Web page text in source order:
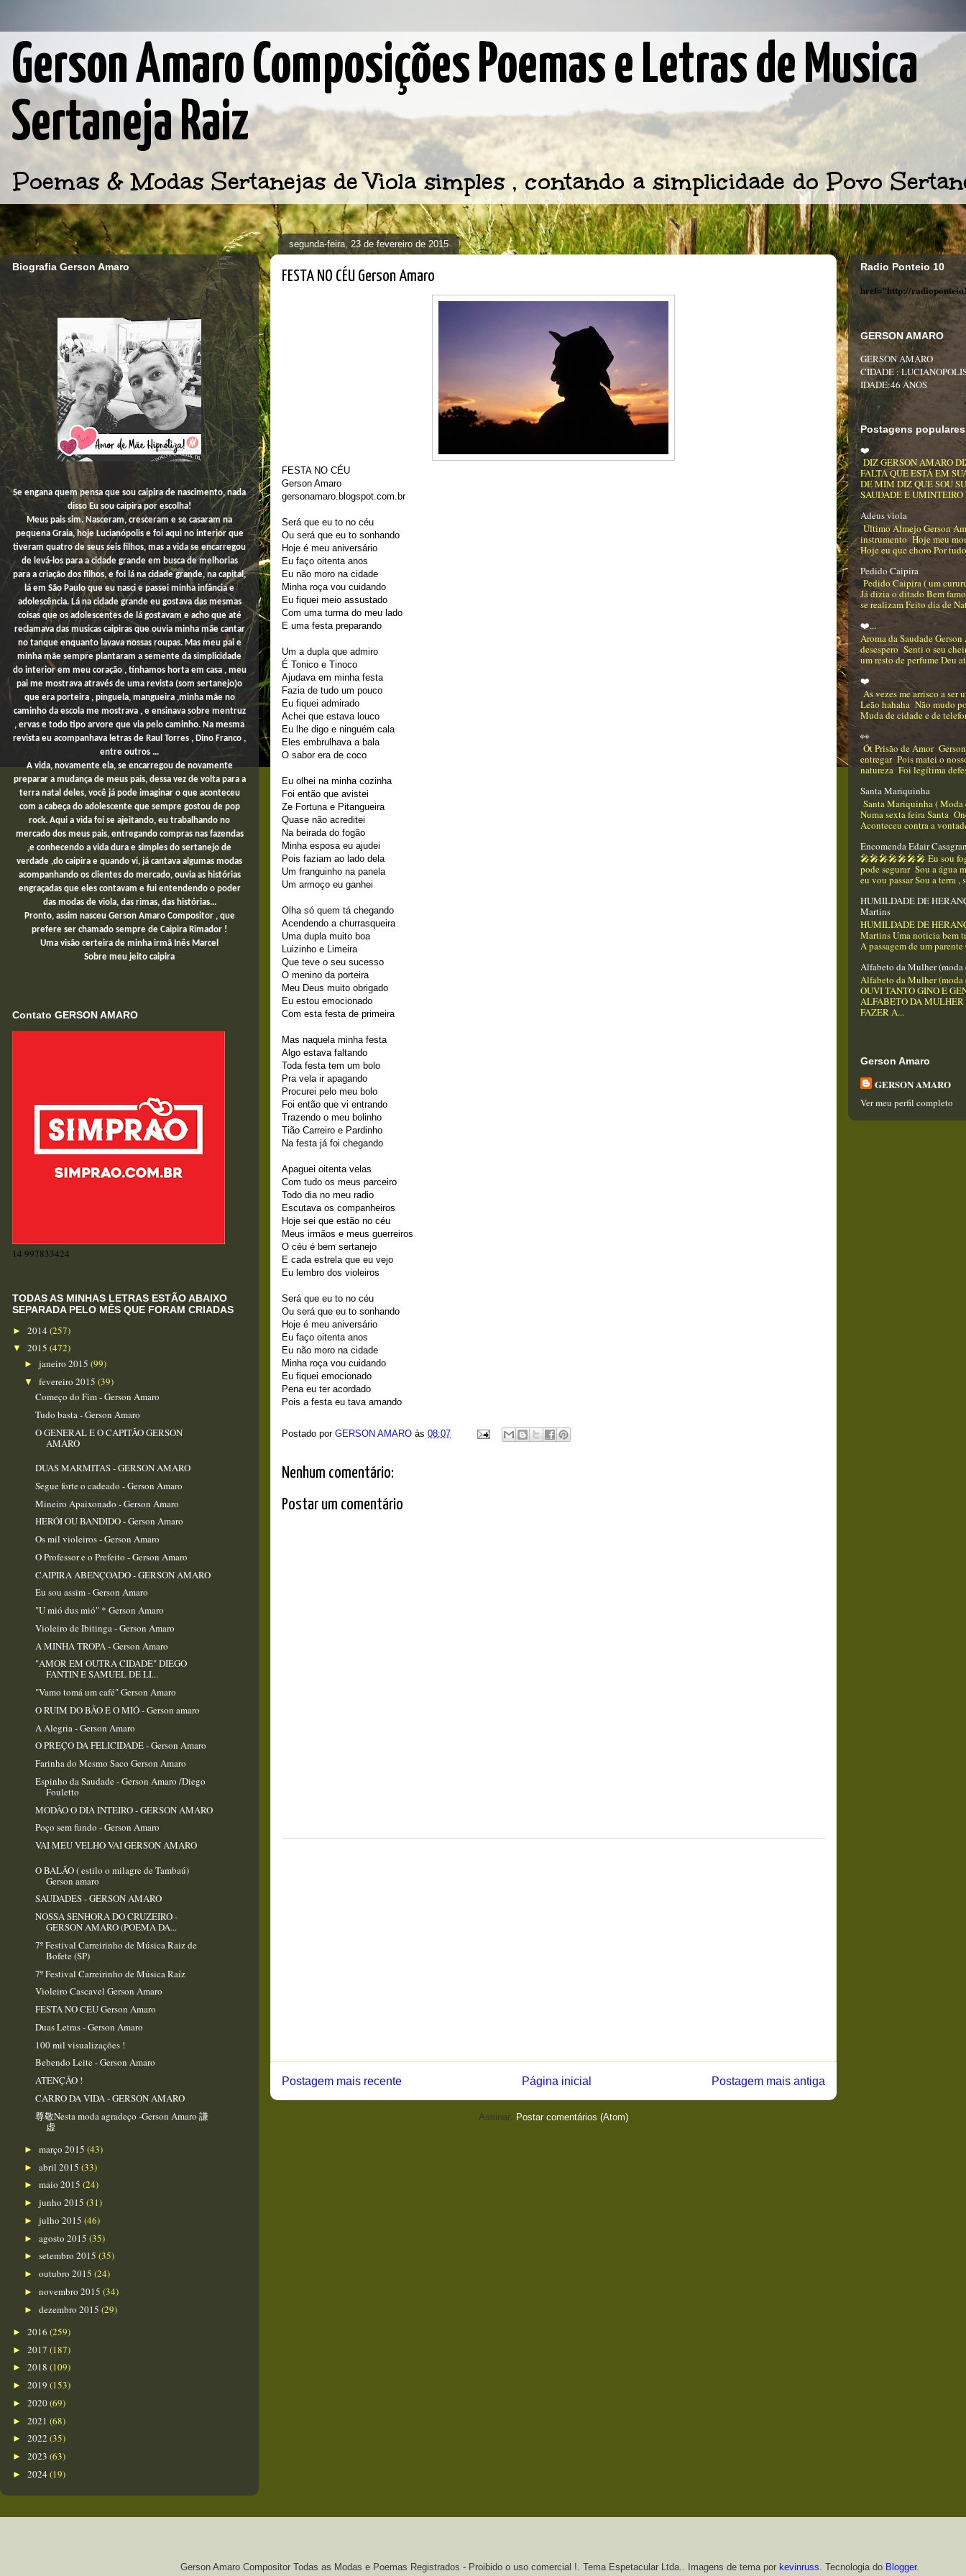
Gerson Amaro Composições Poemas e Letras de Musica
Sertaneja Raiz
Poemas & Modas Sertanejas de Viola simples , contando a simplicidade do Povo
segunda-feira, 23 de fevereiro de 2015
FESTA NO CÉU Gerson Amaro​
FESTA NO CÉU
Gerson Amaro​
gersonamaro.blogspot.com.br
Será que eu to no céu
Ou será que eu to sonhando
Hoje é meu aniversário
Eu faço oitenta anos
Eu não moro na cidade
Minha roça vou cuidando
Eu fiquei meio assustado
Com uma turma do meu lado
E uma festa preparando
Um a dupla que admiro
É Tonico e Tinoco
Ajudava em minha festa
Fazia de tudo um pouco
Eu fiquei admirado
Achei que estava louco
Eu lhe digo e ninguém cala
Eles embrulhava a bala
O sabor era de coco
Eu olhei na minha cozinha
Foi então que avistei
Ze Fortuna e Pitangueira
Quase não acreditei
Na beirada do fogão
Minha esposa eu ajudei
Pois faziam ao lado dela
Um franguinho na panela
Um armoço eu ganhei
Olha só quem tá chegando
Acendendo a churrasqueira
Uma dupla muito boa
Luizinho e Limeira
Que teve o seu sucesso
O menino da porteira
Meu Deus muito obrigado
Eu estou emocionado
Com esta festa de primeira
Mas naquela minha festa
Algo estava faltando
Toda festa tem um bolo
Pra vela ir apagando
Procurei pelo meu bolo
Foi então que vi entrando
Trazendo o meu bolinho
Tião Carreiro e Pardinho
Na festa já foi chegando
Apaguei oitenta velas
Com tudo os meus parceiro
Todo dia no meu radio
Escutava os companheiros
Hoje sei que estão no céu
Meus irmãos e meus guerreiros
O céu é bem sertanejo
E cada estrela que eu vejo
Eu lembro dos violeiros
Será que eu to no céu
Ou será que eu to sonhando
Hoje é meu aniversário
Eu faço oitenta anos
Eu não moro na cidade
Minha roça vou cuidando
Eu fiquei emocionado
Pena eu ter acordado
Pois a festa eu tava amando
Postado por GERSON AMARO às 08:07
Nenhum comentário:
Postar um comentário
Postagem mais recente Postagem mais antiga
Página inicial
Assinar: Postar comentários (Atom)
Biografia Gerson Amaro
Se engana quem pensa que sou caipira de nascimento, nada
dissoEu sou caipira por escolha!
Meus pais sim. Nasceram, cresceram e se casaram na
pequena Graia, hoje Lucianópolis e foi aqui no interior que
tiveram quatro de seus seis filhos, mas a vida se encarregou
de levá-los para a cidade grande em busca de melhorias
para a criação dos filhos, e foi lá na cidade grande, na capital,
lá em São Paulo que eu nasci e passei minha infância e
adolescência. Lá na cidade grande eu gostava das mesmas
coisas que os adolescentes de lá gostavam e acho que até
reclamava das musicas caipiras que ouvia minha mãe cantar
no tanque enquanto lavava nossas roupas. Mas meu pai e
minha mãe sempre plantaram a semente da simplicidade
do interior em meu coração , tínhamos horta em casa , meu
pai me mostrava através de uma revista (som sertanejo)o
que era porteira , pinguela, mangueira ,minha mãe no
caminho da escola me mostrava , e ensinava sobre mentruz
, ervas e todo tipo arvore que via pelo caminho. Na mesma
revista eu acompanhava letras de Raul Torres , Dino Franco ,
entre outros ...
A vida, novamente ela, se encarregou de novamente
preparar a mudança de meus pais, dessa vez de volta para a
terra natal deles, você já pode imaginar o que aconteceu
com a cabeça do adolescente que sempre gostou de pop
rock. Aqui a vida foi se ajeitando, eu trabalhando no
mercado dos meus pais, entregando compras nas fazendas
,e conhecendo a vida dura e simples do sertanejo de
verdade ,do caipira e quando vi, já cantava algumas modas
acompanhando os clientes do mercado, ouvia as histórias
engraçadas que eles contavam e fui entendendo o poder
das modas de viola, das rimas, das histórias...
Pronto, assim nasceu Gerson Amaro Compositor , que
prefere ser chamado sempre de Caipira Rimador !
Uma visão certeira de minha irmã Inês Marcel
Sobre meu jeito caipira
Contato GERSON AMARO
14 997833424
TODAS AS MINHAS LETRAS ESTÃO ABAIXO
SEPARADA PELO MÊS QUE FORAM CRIADAS
► 2014 (257)
▼ 2015 (472)
► janeiro 2015 (99)
▼ fevereiro 2015 (39)
Começo do Fim - Gerson Amaro
Tudo basta - Gerson Amaro
O GENERAL E O CAPITÃO GERSON
AMARO
DUAS MARMITAS - GERSON AMARO
Segue forte o cadeado - Gerson Amaro
Mineiro Apaixonado - Gerson Amaro
HERÓI OU BANDIDO - Gerson Amaro
Os mil violeiros - Gerson Amaro
O Professor e o Prefeito - Gerson Amaro
CAIPIRA ABENÇOADO - GERSON AMARO
Eu sou assim - Gerson Amaro
"U mió dus mió" * Gerson Amaro
Violeiro de Ibitinga - Gerson Amaro
A MINHA TROPA - Gerson Amaro
"AMOR EM OUTRA CIDADE" DIEGO
FANTIN E SAMUEL DE LI...
"Vamo tomá um café" Gerson Amaro
O RUIM DO BÃO É O MIÓ - Gerson amaro
A Alegria - Gerson Amaro
O PREÇO DA FELICIDADE - Gerson Amaro
Farinha do Mesmo Saco Gerson Amaro
Espinho da Saudade - Gerson Amaro /Diego
Fouletto
MODÃO O DIA INTEIRO - GERSON AMARO
Poço sem fundo - Gerson Amaro
VAI MEU VELHO VAI GERSON AMARO
O BALÃO ( estilo o milagre de Tambaú)
Gerson amaro
SAUDADES - GERSON AMARO
NOSSA SENHORA DO CRUZEIRO -
GERSON AMARO (POEMA DA...
7º Festival Carreirinho de Música Raiz de
Bofete (SP)
7º Festival Carreirinho de Música Raíz
Violeiro Cascavel Gerson Amaro
FESTA NO CÉU Gerson Amaro​
Duas Letras - Gerson Amaro
100 mil visualizações !
Bebendo Leite - Gerson Amaro
ATENÇÃO !
CARRO DA VIDA - GERSON AMARO
尊敬Nesta moda agradeço -Gerson Amaro 謙
虚
► março 2015 (43)
► abril 2015 (33)
► maio 2015 (24)
► junho 2015 (31)
► julho 2015 (46)
► agosto 2015 (35)
► setembro 2015 (35)
► outubro 2015 (24)
► novembro 2015 (34)
► dezembro 2015 (29)
► 2016 (259)
► 2017 (187)
► 2018 (109)
► 2019 (153)
► 2020(69)
► 2021 (68)
► 2022 (35)
► 2023 (63)
► 2024 (19)
Radio Ponteio 10
href="http://
GERSON AMARO
GERSON AMARO
CIDADE :
IDADE:46 ANOS
Postagens populares
❤️
DIZ GERSON AMARO
FALTA QUE ESTÁ EM
DE MIM DIZ QUE SOU
SAUDADE E UMINTEIRO
Adeus viola
Último Almejo Gerson
instrumento Hoje meu
Hoje eu que choro Por
Pedido Caipira
Pedido Caipira ( um
Já dizia o ditado Bem
se realizam Feito dia de
❤️...
Aroma da Saudade
desespero Senti o seu
um resto de perfume Deu
❤️
As vezes me arrisco a ser
Leão hahaha Não mudo
Muda de cidade e de
👀
Ót Prisão de Amor
entregar Pois matei o
natureza Foi legítima
Santa Mariquinha
Santa Mariquinha (
Numa sexta feira Santa
Aconteceu contra a
Encomenda Edair
🎤🎤🎤🎤🎤🎤🎤 Eu sou
pode segurar Sou a água
eu vou passar Sou a terra ,
HUMILDADE DE
Martins
HUMILDADE DE
Martins Uma noticia bem
A passagem de um
Alfabeto da Mulher
Alfabeto da Mulher
OUVI TANTO GINO E
ALFABETO DA
FAZER A...
Gerson Amaro
GERSON AMARO
Ver meu perfil completo
Gerson Amaro Compositor Todas as Modas e Poemas Registrados - Proibido o uso comercial !. Tema Espetacular Ltda.. Imagens de tema por kevinruss. Tecnologia do Blogger.